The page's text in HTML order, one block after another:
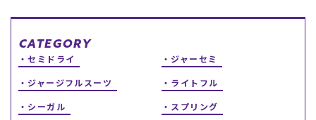
フ
ー
よくある質問
ニュース
CATEGORY
セミドライ
ジャーセミ
ジャージフルスーツ
ライトフル
シーガル
スプリング